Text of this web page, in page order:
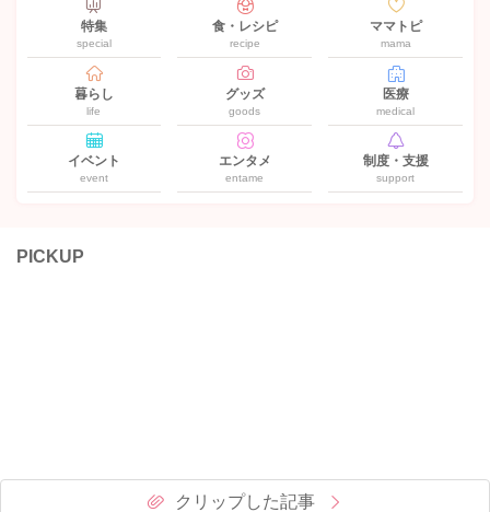
特集
special
食・レシピ
recipe
ママトピ
mama
暮らし
life
グッズ
goods
医療
medical
イベント
event
エンタメ
entame
制度・支援
support
PICKUP
クリップした記事